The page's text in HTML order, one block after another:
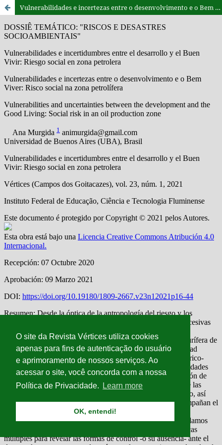
O site da Revista Vértices utiliza cookies
apenas para fins de autenticação do usuário
e aprimoramento de nossos serviços. Ao
acessar o site, você concorda com a nossa
Política de Privacidade.
Learn more
OK, entendi!
Vulnerabilidades e incertezas entre o desenvolvimento e o Bem Viver: Risco social na zona petrolífera